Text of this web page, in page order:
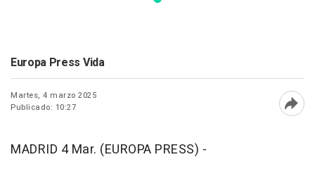
Europa Press Vida
Martes, 4 marzo 2025
Publicado: 10:27
MADRID 4 Mar. (EUROPA PRESS) -